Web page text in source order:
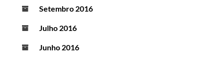
Setembro 2016
Julho 2016
Junho 2016